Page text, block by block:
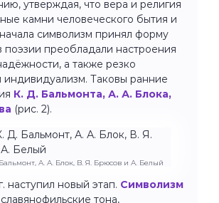
утверждая, что вера и религия
камни человеческого бытия и
символизм принял форму
поэзии преобладали настроения
а также резко
Таковы ранние
К. Д. Бальмонта, А. А. Блока,
(рис. 2).
А. А. Блок, В. Я. Брюсов и А. Белый
наступил новый этап. Символизм
тона,